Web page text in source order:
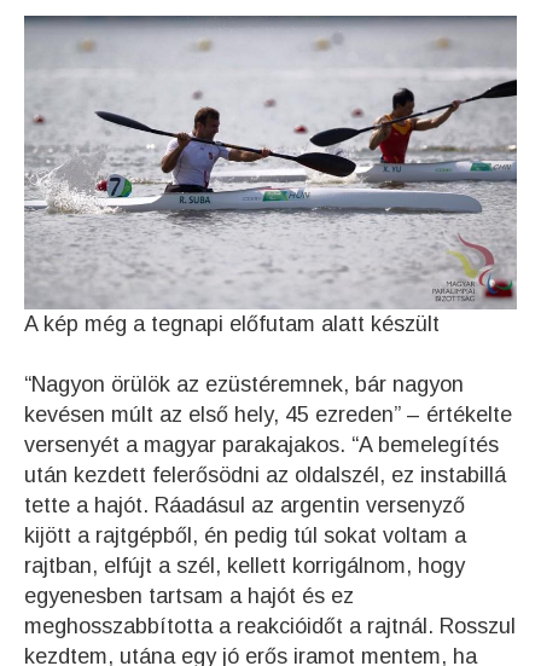
A kép még a tegnapi előfutam alatt készült
“Nagyon örülök az ezüstéremnek, bár nagyon
kevésen múlt az első hely, 45 ezreden” – értékelte
versenyét a magyar parakajakos. “A bemelegítés
után kezdett felerősödni az oldalszél, ez instabillá
tette a hajót. Ráadásul az argentin versenyző
kijött a rajtgépből, én pedig túl sokat voltam a
rajtban, elfújt a szél, kellett korrigálnom, hogy
egyenesben tartsam a hajót és ez
meghosszabbította a reakcióidőt a rajtnál. Rosszul
kezdtem, utána egy jó erős iramot mentem, ha